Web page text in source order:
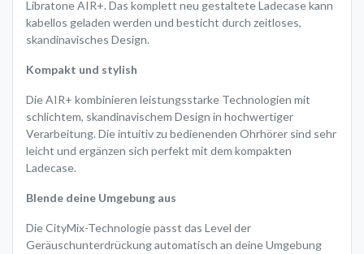
Libratone AIR+. Das komplett neu gestaltete Ladecase kann
kabellos geladen werden und besticht durch zeitloses,
skandinavisches Design.
Kompakt und stylish
Die AIR+ kombinieren leistungsstarke Technologien mit
schlichtem, skandinavischem Design in hochwertiger
Verarbeitung. Die intuitiv zu bedienenden Ohrhörer sind sehr
leicht und ergänzen sich perfekt mit dem kompakten
Ladecase.
Blende deine Umgebung aus
Die CityMix-Technologie passt das Level der
Geräuschunterdrückung automatisch an deine Umgebung